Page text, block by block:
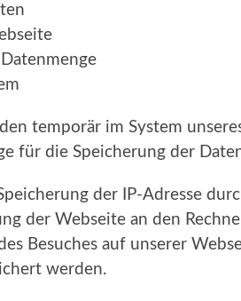
temporär im System
für die Speicherung der
der IP-Adresse
der Webseite an den
Besuches auf unserer
werden.